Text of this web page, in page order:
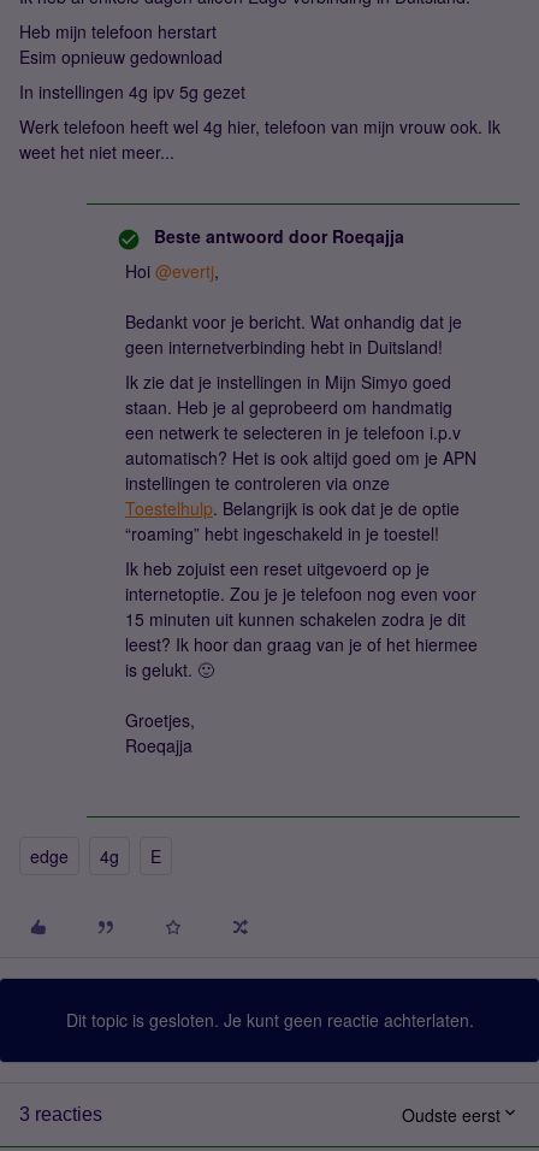
Heb mijn telefoon herstart
Esim opnieuw gedownload
In instellingen 4g ipv 5g gezet
Werk telefoon heeft wel 4g hier, telefoon van mijn vrouw ook. Ik
weet het niet meer...
Beste antwoord door Roeqajja
Hoi @evertj,
Bedankt voor je bericht. Wat onhandig dat je
geen internetverbinding hebt in Duitsland!
Ik zie dat je instellingen in Mijn Simyo goed
staan. Heb je al geprobeerd om handmatig
een netwerk te selecteren in je telefoon i.p.v
automatisch? Het is ook altijd goed om je APN
instellingen te controleren via onze
Toestelhulp. Belangrijk is ook dat je de optie
“roaming” hebt ingeschakeld in je toestel!
Ik heb zojuist een reset uitgevoerd op je
internetoptie. Zou je je telefoon nog even voor
15 minuten uit kunnen schakelen zodra je dit
leest? Ik hoor dan graag van je of het hiermee
is gelukt. 🙂
Groetjes,
Roeqajja
edge 4g E
Dit topic is gesloten. Je kunt geen reactie achterlaten.
3 reacties Oudste eerst